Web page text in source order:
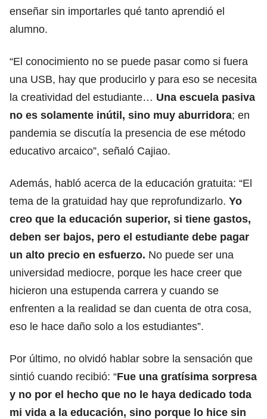
enseñar sin importarles qué tanto aprendió el
alumno.
“El conocimiento no se puede pasar como si fuera
una USB, hay que producirlo y para eso se necesita
la creatividad del estudiante… Una escuela pasiva
no es solamente inútil, sino muy aburridora; en
pandemia se discutía la presencia de ese método
educativo arcaico”, señaló Cajiao.
Además, habló acerca de la educación gratuita: “El
tema de la gratuidad hay que reprofundizarlo. Yo
creo que la educación superior, si tiene gastos,
deben ser bajos, pero el estudiante debe pagar
un alto precio en esfuerzo. No puede ser una
universidad mediocre, porque les hace creer que
hicieron una estupenda carrera y cuando se
enfrenten a la realidad se dan cuenta de otra cosa,
eso le hace daño solo a los estudiantes”.
Por último, no olvidó hablar sobre la sensación que
sintió cuando recibió: “Fue una gratísima sorpresa
y no por el hecho que no le haya dedicado toda
mi vida a la educación, sino porque lo hice sin